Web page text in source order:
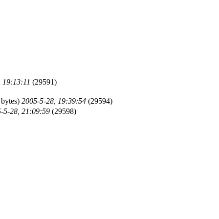
19:13:11 (29591)
2005-5-28, 19:39:54 (29594)
5-28, 21:09:59 (29598)